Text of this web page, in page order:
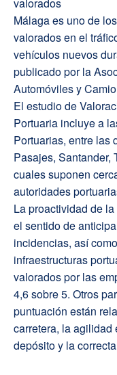
Málaga es uno de
valorados en el
vehículos nuevos
publicado por la
Automóviles y
El estudio de
Portuaria incluye a
Portuarias, entre las
Pasajes, Santander,
cuales suponen
autoridades
La proactividad de
el sentido de
incidencias, así
infraestructuras
valorados por las
4,6 sobre 5. Otros
puntuación están
carretera, la
depósito y la